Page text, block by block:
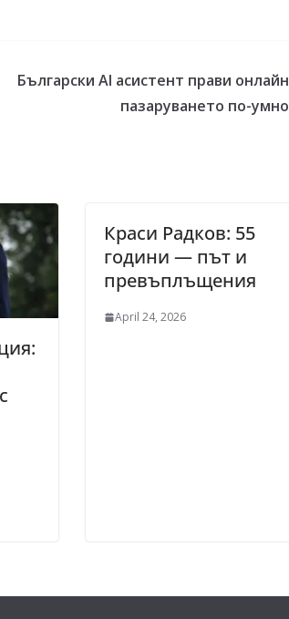
Български AI асистент прави онлайн
пазаруването по-умно
Краси Радков: 55
години — път и
превъплъщения
April 24, 2026